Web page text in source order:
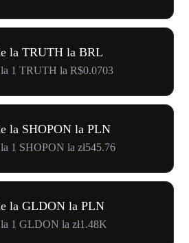
la TRUTH la BRL
la 1 TRUTH la R$0.0703
la SHOPON la PLN
1 SHOPON la zł545.76
la GLDON la PLN
1 GLDON la zł1.48K